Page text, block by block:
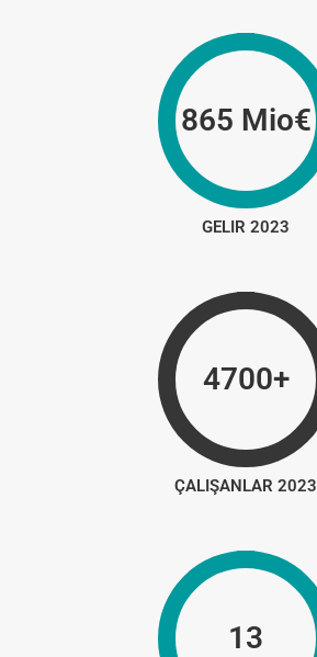
865 Mio€
GELIR 2023
4700+
ÇALIŞANLAR 2023
13